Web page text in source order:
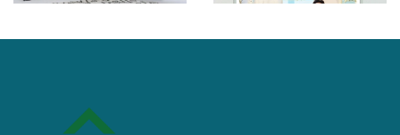
Kích thước được ưa
chuộng nhất